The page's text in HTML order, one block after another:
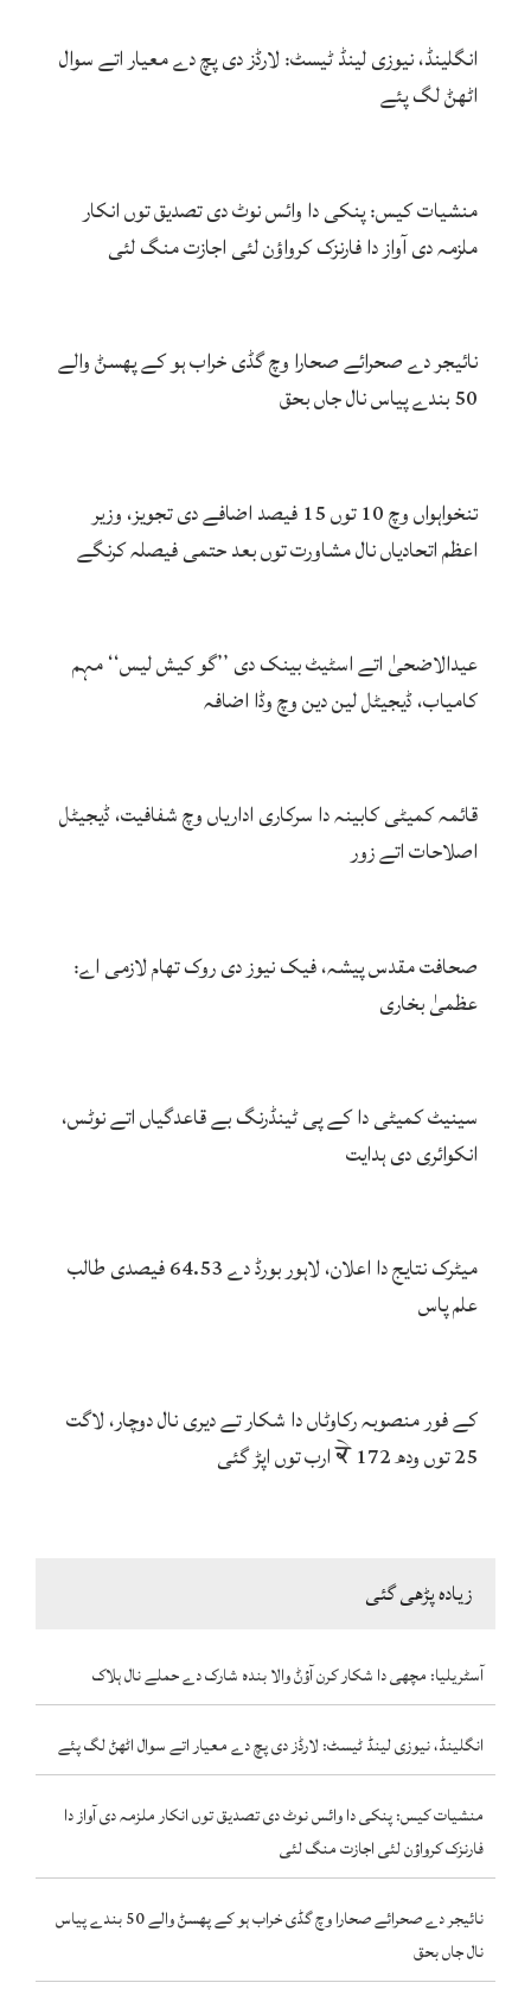
انگلینڈ، نیوزی لینڈ ٹیسٹ: لارڈز دی پچ دے معیار اتے سوال
اٹھݨ لگ پئے
منشیات کیس: پنکی دا وائس نوٹ دی تصدیق توں انکار
ملزمہ دی آواز دا فارنزک کرواؤن لئی اجازت منگ لئی
نائیجر دے صحرائے صحارا وچ گڈی خراب ہو کے پھسݨ والے
50 بندے پیاس نال جاں بحق
تنخواہواں وچ 10 توں 15 فیصد اضافے دی تجویز، وزیر
اعظم اتحادیاں نال مشاورت توں بعد حتمی فیصلہ کرنگے
عیدالاضحیٰ اتے اسٹیٹ بینک دی ’’گو کیش لیس‘‘ مہم
کامیاب، ڈیجیٹل لین دین وچ وڈا اضافہ
قائمہ کمیٹی کابینہ دا سرکاری اداریاں وچ شفافیت، ڈیجیٹل
اصلاحات اتے زور
صحافت مقدس پیشہ، فیک نیوز دی روک تھام لازمی اے:
عظمیٰ بخاری
سینیٹ کمیٹی دا کے پی ٹینڈرنگ بے قاعدگیاں اتے نوٹس،
انکوائری دی ہدایت
میٹرک نتایج دا اعلان، لاہور بورڈ دے 64.53 فیصدی طالب
علم پاس
کے فور منصوبہ رکاوٹاں دا شکار تے دیری نال دوچار، لاگت
25 توں ودھ ਕੇ 172 ارب توں اپڑ گئی
زیادہ پڑھی گئی
آسٹریلیا: مچھی دا شکار کرن آؤݨ والا بندہ شارک دے حملے نال ہلاک
انگلینڈ، نیوزی لینڈ ٹیسٹ: لارڈز دی پچ دے معیار اتے سوال اٹھݨ لگ پئے
منشیات کیس: پنکی دا وائس نوٹ دی تصدیق توں انکار ملزمہ دی آواز دا
فارنزک کرواؤن لئی اجازت منگ لئی
نائیجر دے صحرائے صحارا وچ گڈی خراب ہو کے پھسݨ والے 50 بندے پیاس
نال جاں بحق